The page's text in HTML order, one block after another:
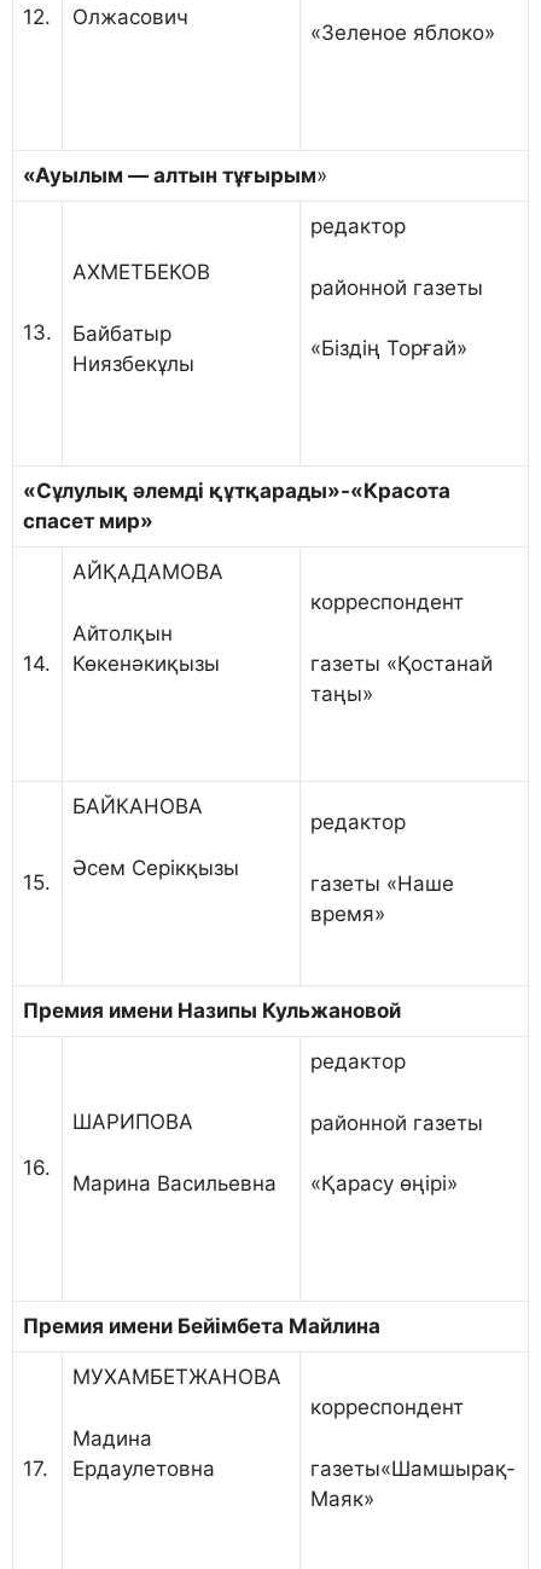
12.
Олжасович
«Зеленое яблоко»
«Ауылым — алтын тұғырым»
13.
АХМЕТБЕКОВ
Байбатыр
Ниязбекұлы
редактор
районной газеты
«Біздің Торғай»
«Сұлулық әлемді құтқарады»-«Красота
спасет мир»
14.
АЙҚАДАМОВА
Айтолқын
Көкенәкиқызы
корреспондент
газеты «Қостанай
таңы»
15.
БАЙКАНОВА
Әсем Серікқызы
редактор
газеты «Наше
время»
Премия имени Назипы Кульжановой
16.
ШАРИПОВА
Марина Васильевна
редактор
районной газеты
«Қарасу өңірі»
Премия имени Бейімбета Майлина
17.
МУХАМБЕТЖАНОВА
Мадина
Ердаулетовна
корреспондент
газеты«Шамшырақ-
Маяк»